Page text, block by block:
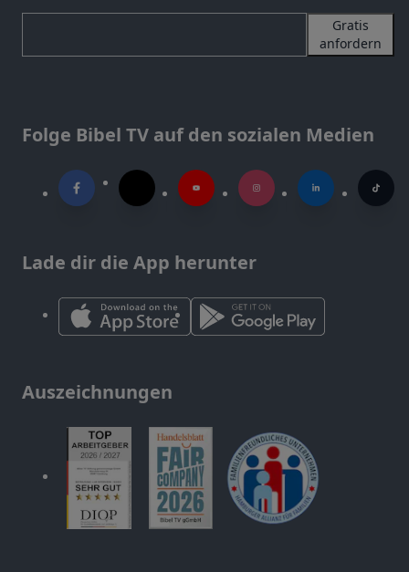
Gratis
anfordern
Folge Bibel TV auf den sozialen Medien
Lade dir die App herunter
Auszeichnungen